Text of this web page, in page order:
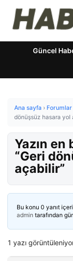
Güncel
Ana sayfa › Forumlar
dönüşsüz hasara yol
Yazın
“Geri
açabilir”
Bu konu 0 yanıt
admin tarafından
1 yazı